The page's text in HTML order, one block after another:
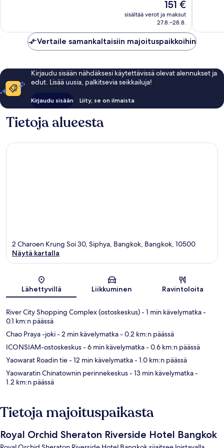
arvostelua
Hinta
on
151 €
151 €
sisältää verot ja maksut
27.8.–28.8.
Vertaile samankaltaisiin majoituspaikkoihin
Kirjaudu sisään nähdäksesi käytettävissä olevat alennukset ja
edut. Lisää uusia, palkitsevia seikkailuja!
Kirjaudu sisään Liity, se on ilmaista
Tietoja alueesta
Kartta
2 Charoen Krung Soi 30, Siphya, Bangkok, Bangkok, 10500
Näytä kartalla
Lähettyvillä Liikkuminen Ravintoloita
River City Shopping Complex (ostoskeskus)- 1 min kävelymatka-
0.1 km:n päässä
Chao Praya -joki- 2 min kävelymatka- 0.2 km:n päässä
ICONSIAM-ostoskeskus- 6 min kävelymatka- 0.6 km:n päässä
Yaowarat Roadin tie- 12 min kävelymatka- 1.0 km:n päässä
Yaowaratin Chinatownin perinnekeskus- 13 min kävelymatka-
1.2 km:n päässä
Tietoja majoituspaikasta
Royal Orchid Sheraton Riverside Hotel Bangkok